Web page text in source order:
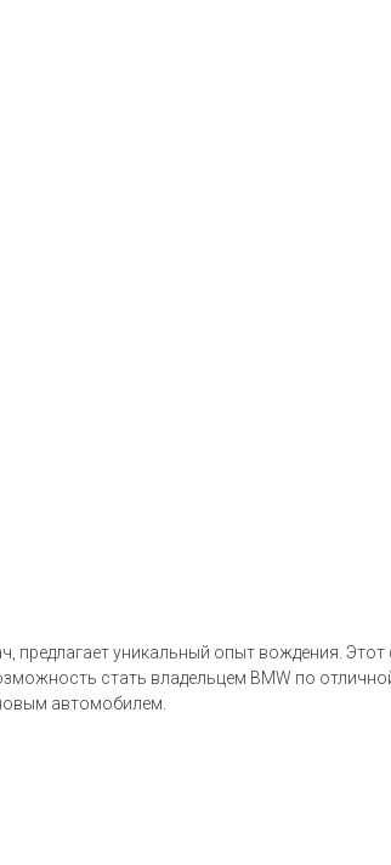
предлагает уникальный опыт вождения.
стать владельцем BMW по
автомобилем.